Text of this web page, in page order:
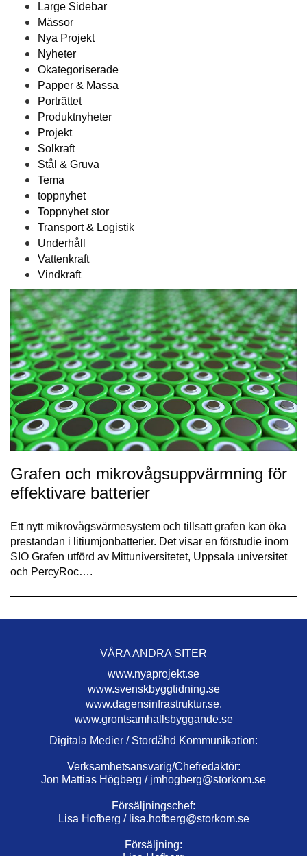
Large Sidebar
Mässor
Nya Projekt
Nyheter
Okategoriserade
Papper & Massa
Porträttet
Produktnyheter
Projekt
Solkraft
Stål & Gruva
Tema
toppnyhet
Toppnyhet stor
Transport & Logistik
Underhåll
Vattenkraft
Vindkraft
Grafen och mikrovågsuppvärmning för
effektivare batterier
Ett nytt mikrovågsvärmesystem och tillsatt grafen kan öka
prestandan i litiumjonbatterier. Det visar en förstudie inom
SIO Grafen utförd av Mittuniversitetet, Uppsala universitet
och PercyRoc….
VÅRA ANDRA SITER
www.nyaprojekt.se
www.svenskbyggtidning.se
www.dagensinfrastruktur.se.
www.grontsamhallsbyggande.se
Digitala Medier / Stordåhd Kommunikation:
Verksamhetsansvarig/Chefredaktör:
Jon Mattias Högberg / jmhogberg@storkom.se
Försäljningschef:
Lisa Hofberg / lisa.hofberg@storkom.se
Försäljning: